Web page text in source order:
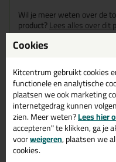
Wil je meer weten over de
product?Lees alles over dit
Cookies
Kitcentrum gebruikt cookies
functionele en analytische
plaatsen we ook marketing
internetgedrag kunnen
zien. Meer weten?Lees hier
accepteren" te klikken, ga je
voorweigeren, plaatsen we
cookies.